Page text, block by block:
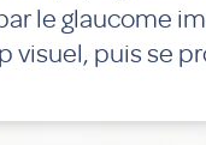
le glaucome
visuel, puis se